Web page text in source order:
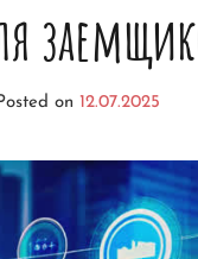
Posted on 12.07.2025